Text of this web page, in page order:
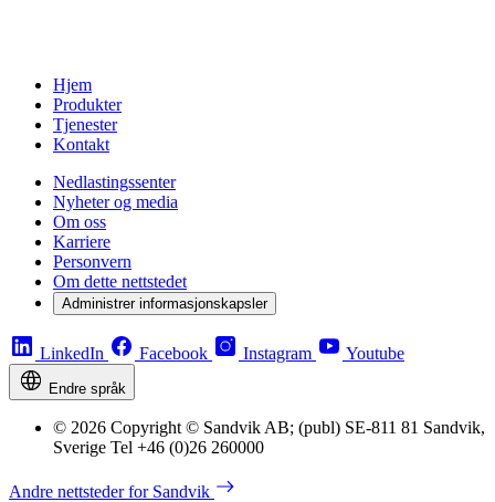
Hjem
Produkter
Tjenester
Kontakt
Nedlastingssenter
Nyheter og media
Om oss
Karriere
Personvern
Om dette nettstedet
Administrer informasjonskapsler
LinkedIn Facebook Instagram Youtube
Endre språk
© 2026 Copyright © Sandvik AB; (publ) SE-811 81 Sandvik,
Sverige Tel +46 (0)26 260000
Andre nettsteder for Sandvik